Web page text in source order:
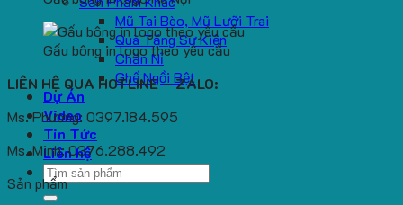
Mũ Tai Bèo, Mũ Lưỡi Trai
Quà Tặng Sự Kiện
Chăn Nỉ
Ghế Ngồi Bệt
Dự Án
Video
Tin Tức
Liên hệ
Search
for:
Gấu bông in logo theo yêu cầu
LIÊN HỆ QUA HOTLINE – ZALO:
Ms. Phương: 0397.184.595
Ms. Minh: 0376.288.492
Sản phẩm